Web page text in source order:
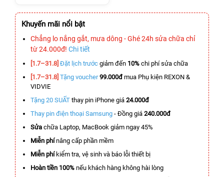
Khuyến mãi nổi bật
Chẳng lo nắng gắt, mưa dông - Ghé 24h sửa chữa chỉ
từ 24.000đ! Chi tiết
[1.7–31.8] Đặt lịch trước giảm đến 10% chi phí sửa chữa
[1.7–31.8] Tặng voucher 99.000đmua Phụ kiện REXON &
VIDVIE
Tặng 20 SUẤT thay pin iPhone giá 24.000đ
Thay pin điện thoại Samsung - Đồng giá 240.000đ
Sửa chữa Laptop, MacBook giảm ngay 45%
Miễn phínâng cấp phần mềm
Miễn phíkiểm tra, vệ sinh và báo lỗi thiết bị
Hoàn tiền 100% nếu khách hàng không hài lòng